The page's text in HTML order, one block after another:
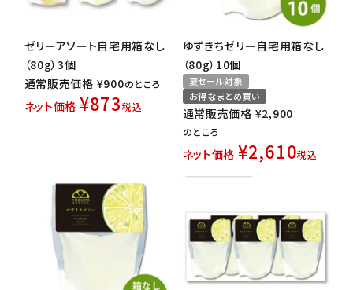
ゼリーアソート自宅用箱なし
（80g）3個
通常販売価格 ¥900のところ
ネット価格 ¥873税込
ゆずきちゼリー自宅用箱なし
（80g）10個
夏セール対象
お得なまとめ買い
通常販売価格 ¥2,900
のところ
ネット価格 ¥2,610税込